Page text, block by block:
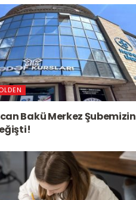
Bakü Merkez Şubemizin